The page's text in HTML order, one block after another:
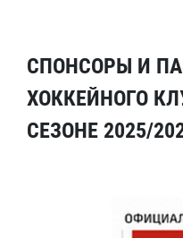
СПОНСОРЫ И
ХОККЕЙНОГО
СЕЗОНЕ 2025/